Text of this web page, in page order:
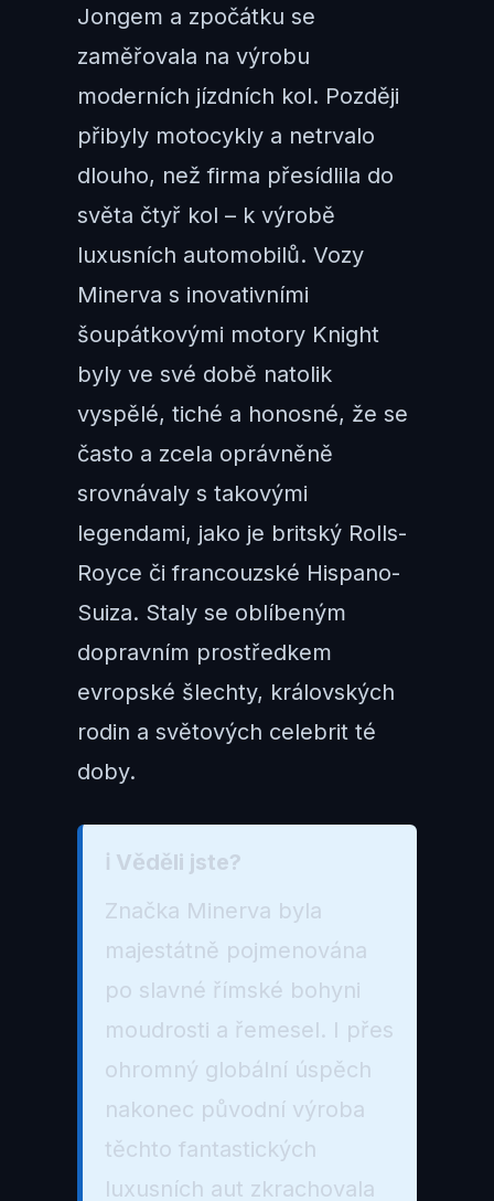
Jongem a zpočátku se
zaměřovala na výrobu
moderních jízdních kol. Později
přibyly motocykly a netrvalo
dlouho, než firma přesídlila do
světa čtyř kol – k výrobě
luxusních automobilů. Vozy
Minerva s inovativními
šoupátkovými motory Knight
byly ve své době natolik
vyspělé, tiché a honosné, že se
často a zcela oprávněně
srovnávaly s takovými
legendami, jako je britský Rolls-
Royce či francouzské Hispano-
Suiza. Staly se oblíbeným
dopravním prostředkem
evropské šlechty, královských
rodin a světových celebrit té
doby.
ℹ️ Věděli jste?
Značka Minerva byla
majestátně pojmenována
po slavné římské bohyni
moudrosti a řemesel. I přes
ohromný globální úspěch
nakonec původní výroba
těchto fantastických
luxusních aut zkrachovala